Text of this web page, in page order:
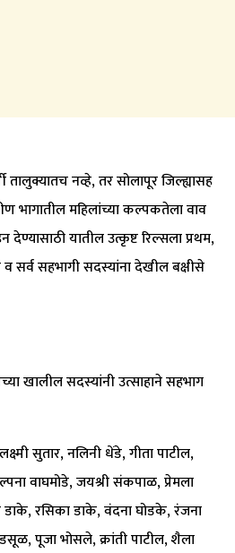
तालुक्यातच नव्हे, तर सोलापूर जिल्ह्यासह
भागातील महिलांच्या कल्पकतेला वाव
देण्यासाठी यातील उत्कृष्ट रिल्सला प्रथम,
सर्व सहभागी सदस्यांना देखील बक्षीसे
खालील सदस्यांनी उत्साहाने सहभाग
सुतार, नलिनी धेंडे, गीता पाटील,
वाघमोडे, जयश्री संकपाळ, प्रेमला
रसिका डाके, वंदना घोडके, रंजना
पूजा भोसले, क्रांती पाटील, शैला